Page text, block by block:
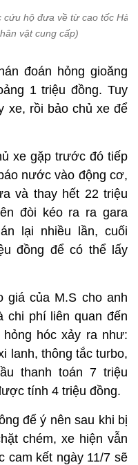
hộ đưa về từ cao tốc Hà
vật cung cấp)
đoán hỏng gioăng
1 triệu đồng. Tuy
xe, rồi bảo chủ xe để
xe gặp trước đó tiếp
nước vào động cơ,
và thay hết 22 triệu
đòi kéo ra ra gara
lại nhiều lần, cuối
đồng để có thể lấy
giá của M.S cho anh
chi phí liên quan đến
hóc xảy ra như:
lanh, thông tắc turbo,
thanh toán 7 triệu
tính 4 triệu đồng.
để ý nên sau khi bị
chém, xe hiện vẫn
cam kết ngày 11/7 sẽ